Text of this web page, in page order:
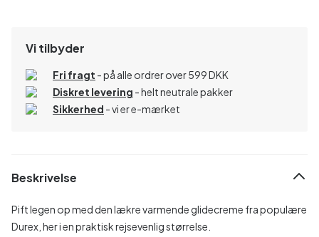
Vi tilbyder
Fri fragt - på alle ordrer over 599 DKK
Diskret levering - helt neutrale pakker
Sikkerhed - vi er e-mærket
Beskrivelse
Pift legen op med den lækre varmende glidecreme fra populære
Durex, her i en praktisk rejsevenlig størrelse.